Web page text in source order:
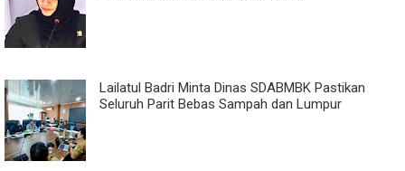
Lailatul Badri Minta Dinas SDABMBK Pastikan
Seluruh Parit Bebas Sampah dan Lumpur